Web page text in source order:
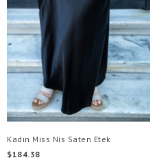
Kadın Miss Nis Saten Etek
$184.38